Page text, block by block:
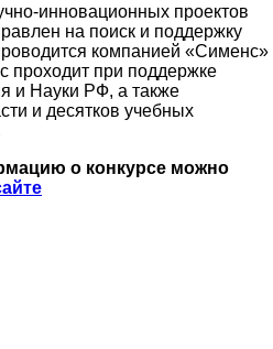
инновационных проектов
на поиск и поддержку
компанией «Сименс»
проходит при поддержке
и Науки РФ, а также
и десятков учебных
о конкурсе можно